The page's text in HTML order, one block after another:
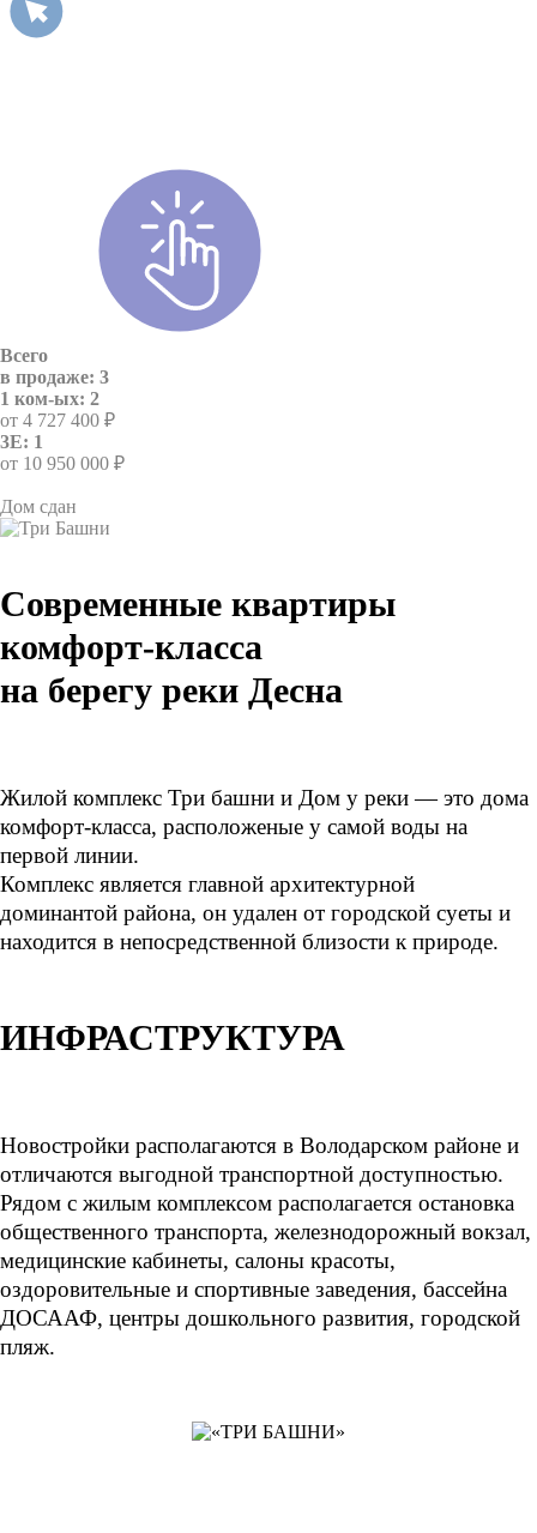
Всего
в продаже: 3
1 ком-ых: 2
от 4 727 400 ₽
3E: 1
от 10 950 000 ₽
Дом сдан
Современные квартиры
комфорт-класса
на берегу реки Десна
Жилой комплекс Три башни и Дом у реки — это дома
комфорт-класса, расположеные у самой воды на
первой линии.
Комплекс является главной архитектурной
доминантой района, он удален от городской суеты и
находится в непосредственной близости к природе.
ИНФРАСТРУКТУРА
Новостройки располагаются в Володарском районе и
отличаются выгодной транспортной доступностью.
Рядом с жилым комплексом располагается остановка
общественного транспорта, железнодорожный вокзал,
медицинские кабинеты, салоны красоты,
оздоровительные и спортивные заведения, бассейна
ДОСААФ, центры дошкольного развития, городской
пляж.